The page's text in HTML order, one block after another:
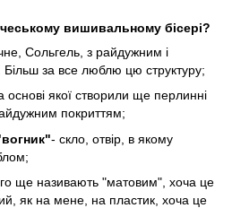
вишивальному бісері?
Сольгель, з райдужним і
за все люблю цю структуру;
основі якої створили ще перлинні
покриттям;
- скло, отвір, в якому
ще називають "матовим", хоча це
як на мене, на пластик, хоча це